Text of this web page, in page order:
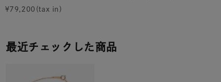
¥79,200
最近チェックした商品